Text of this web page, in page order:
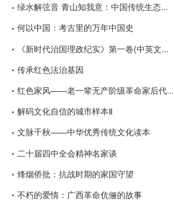
绿水解弦音 青山知我意：中国传统生态...
何以中国：考古里的万年中国史
《新时代治国理政纪实》第一卷(中英文...
传承红色法治基因
红色家风——老一辈无产阶级革命家后代...
解码文化自信的城市样本Ⅱ
文脉千秋——中华优秀传统文化读本
二十届四中全会精神名家谈
烽烟侨批：抗战时期的家国守望
不朽的爱情：广西革命伉俪的故事